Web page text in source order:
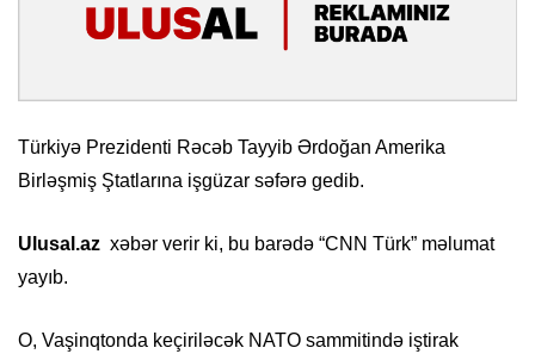
Türkiyə Prezidenti Rəcəb Tayyib Ərdoğan Amerika
Birləşmiş Ştatlarına işgüzar səfərə gedib.
Ulusal.az xəbər verir ki, bu barədə “CNN Türk” məlumat
yayıb.
O, Vaşinqtonda keçiriləcək NATO sammitində iştirak